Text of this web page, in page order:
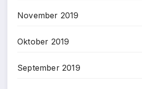
November 2019
Oktober 2019
September 2019